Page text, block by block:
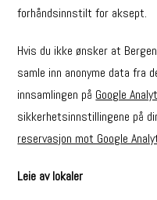
forhåndsinnstilt for aksept.
Hvis du ikke ønsker at
samle inn anonyme data fra
innsamlingen på Google
sikkerhetsinnstillingene på
reservasjon mot Google
Leie av lokaler